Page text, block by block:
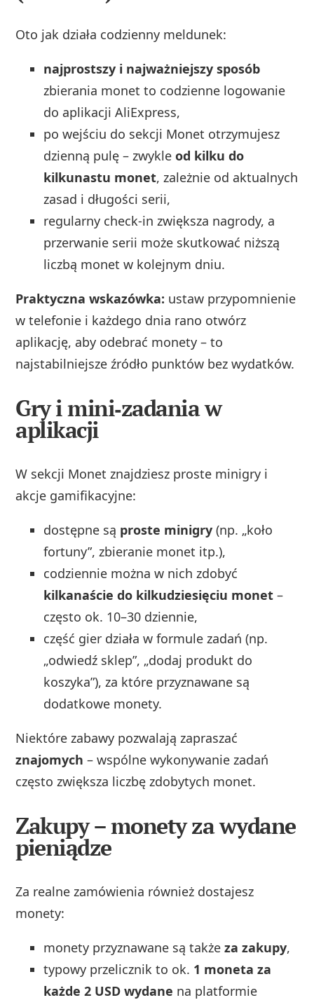
Oto jak działa codzienny meldunek:
najprostszy i najważniejszy sposób
zbierania monet to codzienne logowanie
do aplikacji AliExpress,
po wejściu do sekcji Monet otrzymujesz
dzienną pulę – zwykleod kilku do
kilkunastu monet, zależnie od aktualnych
zasad i długości serii,
regularny check‑in zwiększa nagrody, a
przerwanie serii może skutkować niższą
liczbą monet w kolejnym dniu.
Praktyczna wskazówka: ustaw przypomnienie
w telefonie i każdego dnia rano otwórz
aplikację, aby odebrać monety – to
najstabilniejsze źródło punktów bez wydatków.
Gry i mini‑zadania w
aplikacji
W sekcji Monet znajdziesz proste minigry i
akcje gamifikacyjne:
dostępne są proste minigry (np. „koło
fortuny”, zbieranie monet itp.),
codziennie można w nich zdobyć
kilkanaście do kilkudziesięciu monet –
często ok. 10–30 dziennie,
część gier działa w formule zadań (np.
„odwiedź sklep”, „dodaj produkt do
koszyka”), za które przyznawane są
dodatkowe monety.
Niektóre zabawy pozwalają zapraszać
znajomych – wspólne wykonywanie zadań
często zwiększa liczbę zdobytych monet.
Zakupy – monety za wydane
pieniądze
Za realne zamówienia również dostajesz
monety:
monety przyznawane są takżeza zakupy,
typowy przelicznik to ok. 1 moneta za
każde 2 USD wydane na platformie